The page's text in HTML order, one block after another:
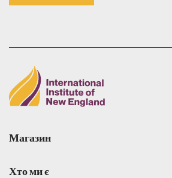
Магазин
Хто ми є